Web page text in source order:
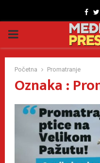
PRIMARY
MENU
Početna Promatranje
Oznaka :